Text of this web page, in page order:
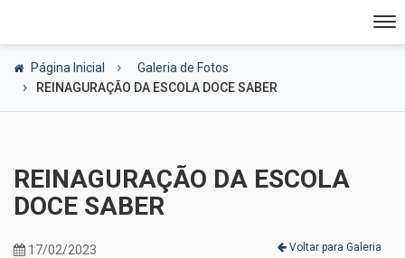
Página Inicial
Galeria de Fotos
REINAGURAÇÃO DA ESCOLA DOCE SABER
REINAGURAÇÃO DA ESCOLA
DOCE SABER
17/02/2023 Voltar para Galeria